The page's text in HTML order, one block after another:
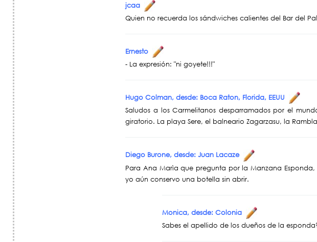
jcaa
Quien no recuerda los sándwiches calientes del Bar del
Ernesto
- La expresión: "ni goyete!!!"
Hugo Colman, desde: Boca Raton, Florida, EEUU
Saludos a los Carmelitanos desparramados por el
giratorio. La playa Sere, el balneario Zagarzasu, la
Diego Burone, desde: Juan Lacaze
Para Ana Marìa que pregunta por la Manzana
yo aún conservo una botella sin abrir.
Monica, desde: Colonia
Sabes el apellido de los dueños de la